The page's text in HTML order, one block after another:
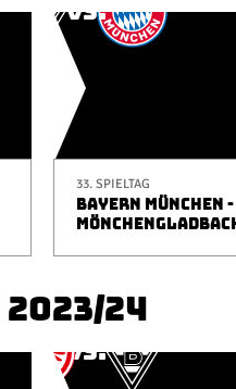
33. SPIELTAG
BAYERN MÜNCHEN -
2023/24